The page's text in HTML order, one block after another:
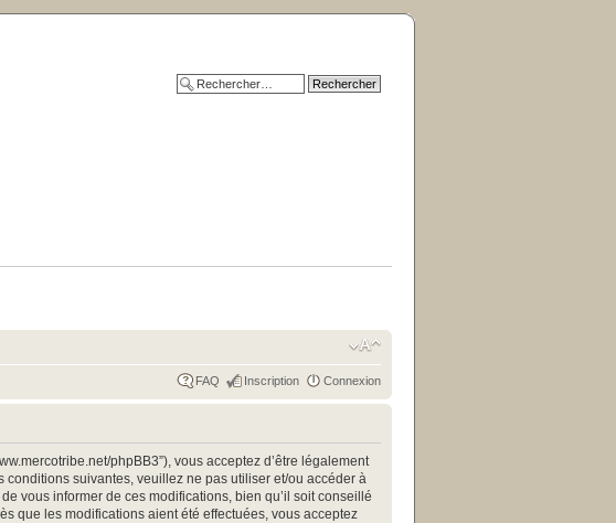
FAQ Inscription Connexion
phpBB3”), vous acceptez d’être légalement
conditions suivantes, veuillez ne pas utiliser et/ou accéder à
vous informer de ces modifications, bien qu’il soit conseillé
que les modifications aient été effectuées, vous acceptez